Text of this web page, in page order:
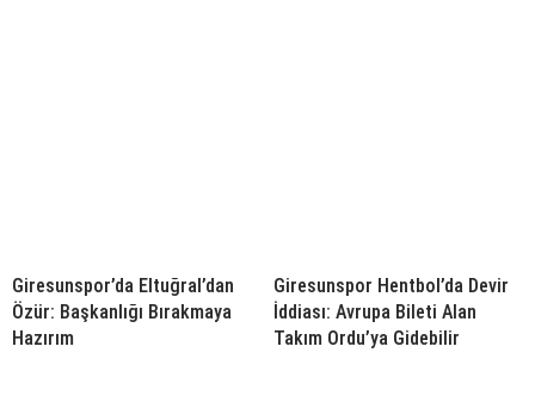
Giresunspor’da Eltuğral’dan
Özür: Başkanlığı Bırakmaya
Hazırım
Giresunspor Hentbol’da Devir
İddiası: Avrupa Bileti Alan
Takım Ordu’ya Gidebilir